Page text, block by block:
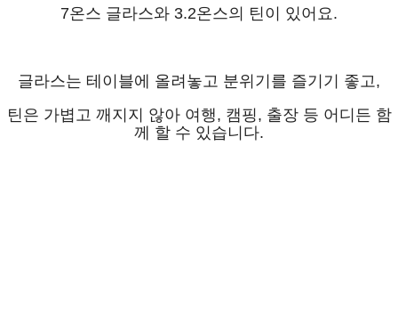
7온스 글라스와 3.2온스의 틴이 있어요.
글라스는 테이블에 올려놓고 분위기를 즐기기 좋고,
틴은 가볍고 깨지지 않아 여행, 캠핑, 출장 등 어디든 함
께 할 수 있습니다.